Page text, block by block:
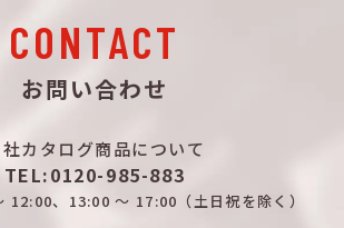
CONTACT
お問い合わせ
カタログ商品について
TEL:0120-985-883
12:00、13:00 ～ 17:00 （土日祝を除く）